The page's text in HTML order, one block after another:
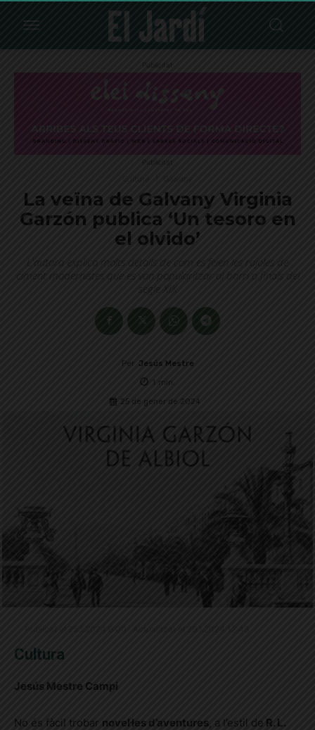
Publicitat
Publicitat
La veïna de Galvany Virginia
Garzón publica ‘Un tesoro en
el olvido’
L'autora explica molts detalls de com es feien les rajoles de
ciment modernistes que es van popularitzar al barri a finals del
segle XIX
Per Jesús Mestre
1 min.
25 de gener de 2024
Cultura
Jesús Mestre Campi
No és fàcil trobar novel·les d’aventures , a l’estil de R. L.